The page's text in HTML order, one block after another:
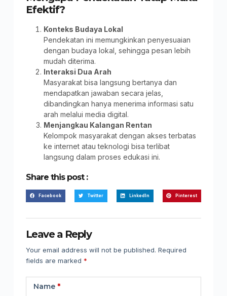
Efektif?
Konteks Budaya Lokal
Pendekatan ini memungkinkan penyesuaian
dengan budaya lokal, sehingga pesan lebih
mudah diterima.
Interaksi Dua Arah
Masyarakat bisa langsung bertanya dan
mendapatkan jawaban secara jelas,
dibandingkan hanya menerima informasi satu
arah melalui media digital.
Menjangkau Kalangan Rentan
Kelompok masyarakat dengan akses terbatas
ke internet atau teknologi bisa terlibat
langsung dalam proses edukasi ini.
Share this post :
Facebook Twitter LinkedIn Pinterest
Leave a Reply
Your email address will not be published. Required
fields are marked *
Name*